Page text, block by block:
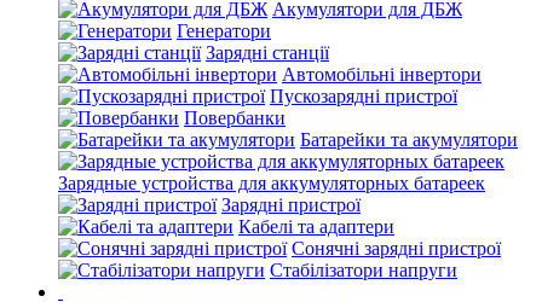
Акумулятори для ДБЖ
Генератори
Зарядні станції
Автомобільні інвертори
Пускозарядні пристрої
Повербанки
Батарейки та акумулятори
Зарядные устройства для аккумуляторных батареек
Зарядні пристрої
Кабелі та адаптери
Сонячні зарядні пристрої
Стабілізатори напруги